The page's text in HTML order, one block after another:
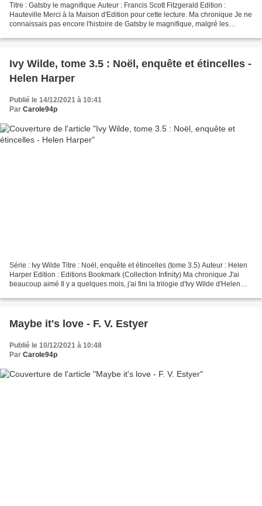
Titre : Gatsby le magnifique Auteur : Francis Scott Fitzgerald Edition :
Hauteville Merci à la Maison d'Edition pour cette lecture. Ma chronique Je ne
connaissais pas encore l'histoire de Gatsby le magnifique, malgré les
Ivy Wilde, tome 3.5 : Noël, enquête et étincelles -
Helen Harper
Publié le 14/12/2021 à 10:41
Par Carole94p
Série : Ivy Wilde Titre : Noël, enquête et étincelles (tome 3.5) Auteur : Helen
Harper Edition : Editions Bookmark (Collection Infinity) Ma chronique J'ai
beaucoup aimé Il y a quelques mois, j'ai fini la trilogie d'Ivy Wilde d'Helen
Maybe it's love - F. V. Estyer
Publié le 10/12/2021 à 10:48
Par Carole94p